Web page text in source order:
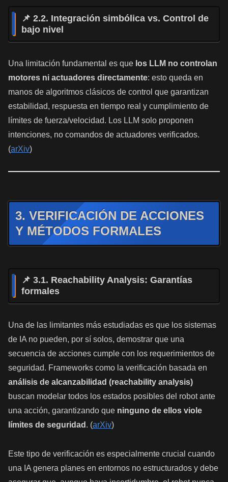
📌 2.2. Integración simbólica vs. Control de
bajo nivel
Una limitación fundamental es que los LLM no controlan
motores ni actuadores directamente: esto queda en
manos de algoritmos clásicos de control que garantizan
estabilidad, respuesta en tiempo real y cumplimiento de
límites de fuerza/velocidad. Los LLM solo proponen
intenciones, no comandos de actuadores verificados.
(arXiv)
3. VERIFICACIÓN DE ACCIONES
Y MÉTODOS FORMALES
📌 3.1. Reachability Analysis: Garantías
formales
Una de las limitantes más estudiadas es que los sistemas
de IA no pueden, por sí solos, demostrar que una
secuencia de acciones cumple con los requerimientos de
seguridad. Frameworks como la verificación basada en
análisis de alcanzabilidad (reachability analysis)
buscan modelar todos los estados posibles del robot ante
una acción, garantizando que ninguno de ellos viole
límites de seguridad . (arXiv)
Este tipo de verificación es especialmente crucial cuando
una IA genera planes en entornos no estructurados y debe